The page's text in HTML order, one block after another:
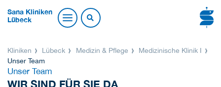
Sana Kliniken
Lübeck
Kliniken Lübeck Medizin & Pflege
Medizinische Klinik I
Unser Team
Unser Team
WIR SIND FÜR SIE DA